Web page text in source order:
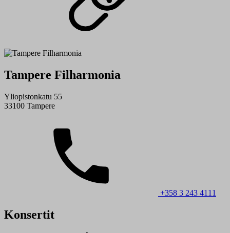
Tampere Filharmonia
Yliopistonkatu 55
33100 Tampere
+358 3 243 4111
Konsertit